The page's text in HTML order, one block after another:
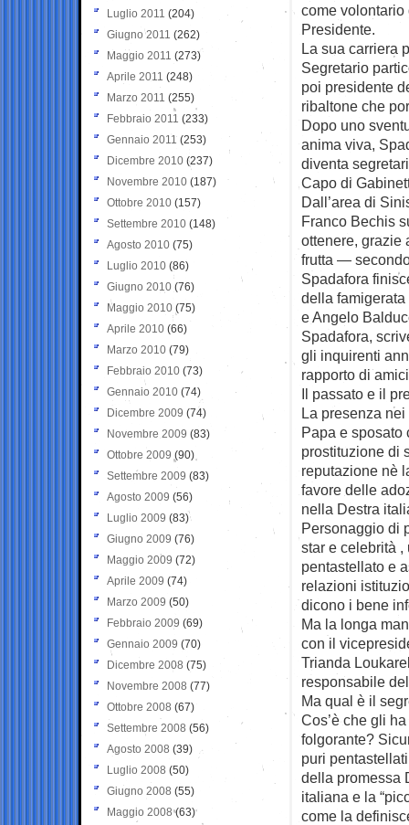
come volontario
Presidente.
La sua carriera
Segretario
poi presidente
ribaltone che
Dopo uno
anima viva,
diventa
Capo di
Dall’area di
Franco Bechis
ottenere, grazie
frutta —
Spadafora
della famigerata
e Angelo
Spadafora,
gli inquirenti
rapporto di
Il passato e il
La presenza
Papa e sposato
prostituzione di
reputazione nè
favore delle
nella Destra
Personaggio di
star e celebrità
pentastellato e
relazioni
dicono i bene
Ma la longa
con il
Trianda
responsabile
Ma qual è il
Cos’è che gli
folgorante?
puri
della promessa
italiana e la
come la
Luglio 2011 (204)
Giugno 2011 (262)
Maggio 2011 (273)
Aprile 2011 (248)
Marzo 2011 (255)
Febbraio 2011 (233)
Gennaio 2011 (253)
Dicembre 2010 (237)
Novembre 2010 (187)
Ottobre 2010 (157)
Settembre 2010 (148)
Agosto 2010 (75)
Luglio 2010 (86)
Giugno 2010 (76)
Maggio 2010 (75)
Aprile 2010 (66)
Marzo 2010 (79)
Febbraio 2010 (73)
Gennaio 2010 (74)
Dicembre 2009 (74)
Novembre 2009 (83)
Ottobre 2009 (90)
Settembre 2009 (83)
Agosto 2009 (56)
Luglio 2009 (83)
Giugno 2009 (76)
Maggio 2009 (72)
Aprile 2009 (74)
Marzo 2009 (50)
Febbraio 2009 (69)
Gennaio 2009 (70)
Dicembre 2008 (75)
Novembre 2008 (77)
Ottobre 2008 (67)
Settembre 2008 (56)
Agosto 2008 (39)
Luglio 2008 (50)
Giugno 2008 (55)
Maggio 2008(63)